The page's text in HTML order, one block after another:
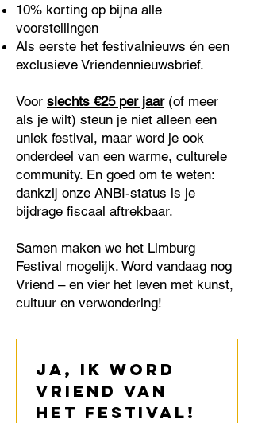
10% korting op bijna alle
voorstellingen
Als eerste het festivalnieuws én een
exclusieve Vriendennieuwsbrief.
Voor slechts €25 per jaar(of meer
als je wilt) steun je niet alleen een
uniek festival, maar word je ook
onderdeel van een warme, culturele
community. En goed om te weten:
dankzij onze ANBI-status is je
bijdrage fiscaal aftrekbaar.
Samen maken we het Limburg
Festival mogelijk. Word vandaag nog
Vriend – en vier het leven met kunst,
cultuur en verwondering!
Ja, ik word
Vriend van
het Festival!